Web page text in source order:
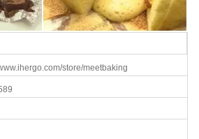
store/meetbaking